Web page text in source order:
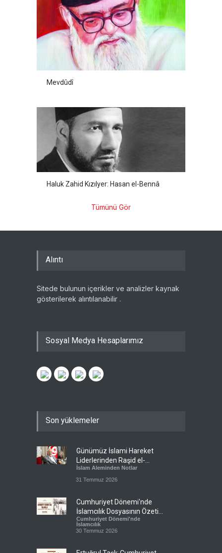
Mevdûdî
Haluk Zahid Kızılyer: Hasan el-Bennâ
Tümünü Gör
Alıntı
Sitede bulunun içerikler ve analizler kaynak
gösterilerek alıntılanabilir .
Sosyal Medya Hesaplarımız
Son yüklemeler
Günümüz İslami Hareket
Liderlerinden Raşid el-
Gannuşi’ye Seküler Faşizmin
Zindanlarında Ağır Tecrit
İslam Aleminden Notlar
31 Temmuz 2026
Cumhuriyet Dönemi'nde
İslamcılık Dosyasının Özeti
Sizlerle!
Cumhuriyet Dönemi'nde
İslamcılık
30 Temmuz 2026